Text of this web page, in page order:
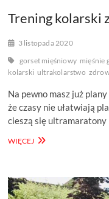
Trening kolarski
3 listopada 2020
gorset mięśniowy mięśnie
kolarski ultrakolarstwo
Na pewno masz już
że czasy nie ułatwiają
cieszą się
WIĘCEJTRENING
W
LISTOPADZIE